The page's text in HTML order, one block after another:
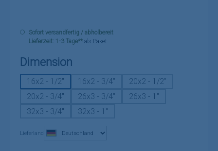
Sofort versandfertig / abholbereit
Lieferzeit: 1-3 Tage** als Paket
Dimension
16x2 - 1/2" 16x2 - 3/4"
20x2 - 1/2"
20x2 - 3/4"
26x3 - 3/4"
26x3 - 1"
32x3 - 3/4"
32x3 - 1"
Lieferland